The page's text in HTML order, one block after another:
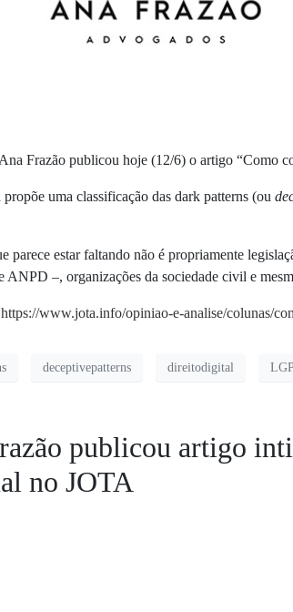
Frazão publicou hoje (12/6) o artigo “Como
propõe uma classificação das dark patterns (ou
parece estar faltando não é propriamente
ANPD –, organizações da sociedade civil e
https://www.jota.info/opiniao-e-analise/colunas/
deceptivepatterns direitodigital
publicou artigo
no JOTA